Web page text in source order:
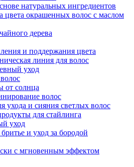
натуральных ингредиентов
цвета окрашенных волос с маслом
дерева
и поддержания цвета
линия для волос
уход
от солнца
волос
ухода и сияния светлых волос
для стайлинга
уход
и уход за бородой
с мгновенным эффектом